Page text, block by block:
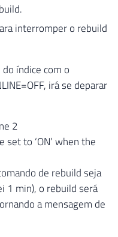
interromper o rebuild
índice com o
irá se deparar
2
set to ‘ON’ when the
de rebuild seja
1 min), o rebuild será
a mensagem de